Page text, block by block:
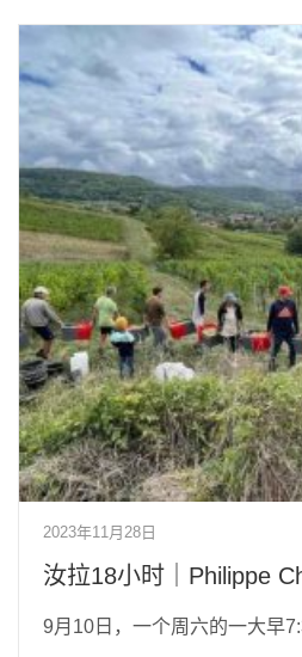
2023年11月28日
汝拉18小时｜Philippe
9月10日，一个周六的一大早